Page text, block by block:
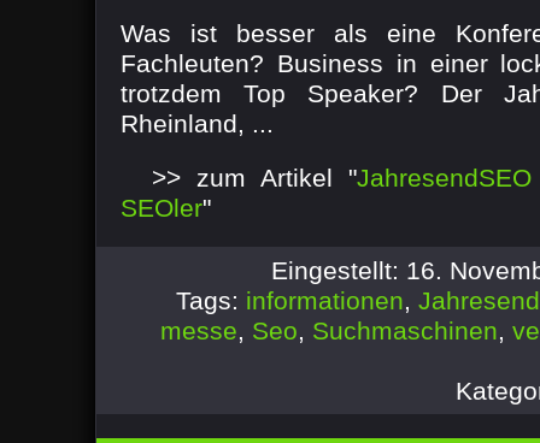
Was ist besser als eine
Fachleuten? Business in einer
trotzdem Top Speaker? Der
Rheinland, ...
>> zum Artikel "
SEOler"
Eingestellt: 16.
Tags: informationen,
messe, Seo, Suchmaschinen,